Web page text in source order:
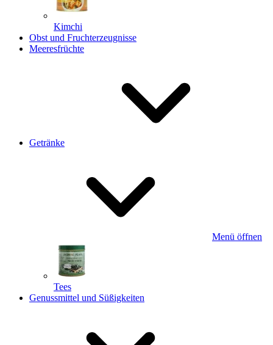
Kimchi
Obst und Fruchterzeugnisse
Meeresfrüchte
Getränke
Menü öffnen
Tees
Genussmittel und Süßigkeiten